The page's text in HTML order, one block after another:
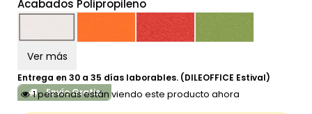
Acabados Polipropileno
Ver más
Entrega en 30 a 35 días laborables. (DILEOFFICE Estival)
Envío Gratis
1 personas están viendo este producto ahora